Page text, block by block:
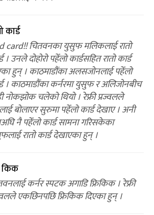
कार्ड
card!! चितवनका युसुफ मलिकलाई रातो
। उनले दोहोरो पहेँलो कार्डसहित रातो कार्ड
हुन् । काठमाडौंका अलसजोनलाई पहेँलो
। काठमाडौंका कर्नरमा युसुफ र अलिजोनबीच
नोकझोक चलेको थियो । रेफ्री प्रज्वलले
बोलाएर सुरुमा पहेँलो कार्ड देखाए । अनी
नै पहेँलो कार्ड सामना गरिसकेका
रातो कार्ड देखाएका हुन् ।
किक
कर्नर स्पटक अगाडि फ्रिकिक । रेफ्री
एकछिनपछि फ्रिकिक दिएका हुन् ।